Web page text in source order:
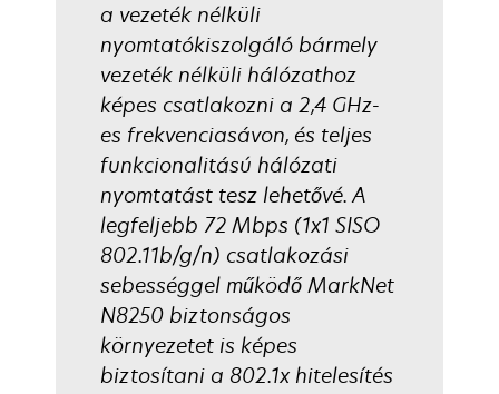
a vezeték nélküli
nyomtatókiszolgáló bármely
vezeték nélküli hálózathoz
képes csatlakozni a 2,4 GHz-
es frekvenciasávon, és teljes
funkcionalitású hálózati
nyomtatást tesz lehetővé. A
legfeljebb 72 Mbps (1x1 SISO
802.11b/g/n) csatlakozási
sebességgel működő MarkNet
N8250 biztonságos
környezetet is képes
biztosítani a 802.1x hitelesítés